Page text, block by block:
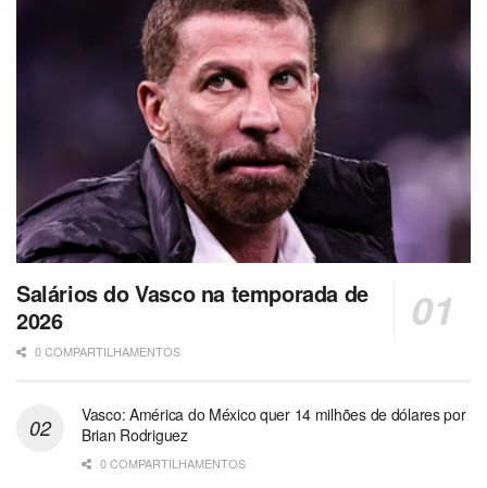
Salários do Vasco na temporada de
2026
0 COMPARTILHAMENTOS
Vasco: América do México quer 14 milhões de dólares por
Brian Rodriguez
0 COMPARTILHAMENTOS